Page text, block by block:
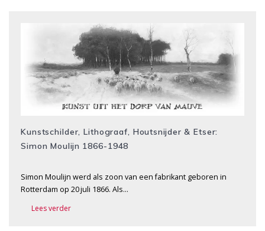
Kunstschilder, Lithograaf, Houtsnijder & Etser:
Simon Moulijn 1866-1948
Simon Moulijn werd als zoon van een fabrikant geboren in
Rotterdam op 20 juli 1866. Als…
Lees verder